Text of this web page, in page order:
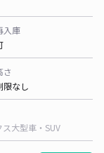
入庫
さ
限なし
大型車・SUV